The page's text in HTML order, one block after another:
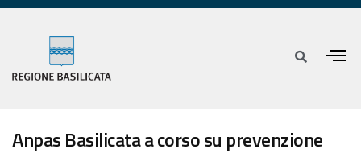
Anpas Basilicata a corso su prevenzione